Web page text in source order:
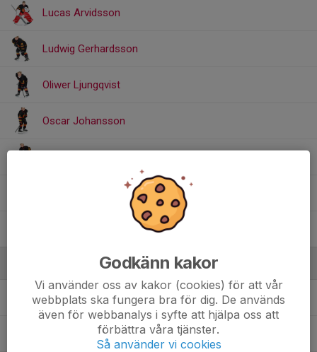
Lucas Arvidsson
Ludwig Gerhardsson
Oliwer Ljungqvist
Oscar Johansson
Jimmie GerhardssonMaterialförvaltare
Johan KarlssonAssisterande tränare
Godkänn kakor
Vi använder oss av kakor (cookies) för att vår
webbplats ska fungera bra för dig. De används
även för webbanalys i syfte att hjälpa oss att
förbättra våra tjänster.
Så använder vi cookies